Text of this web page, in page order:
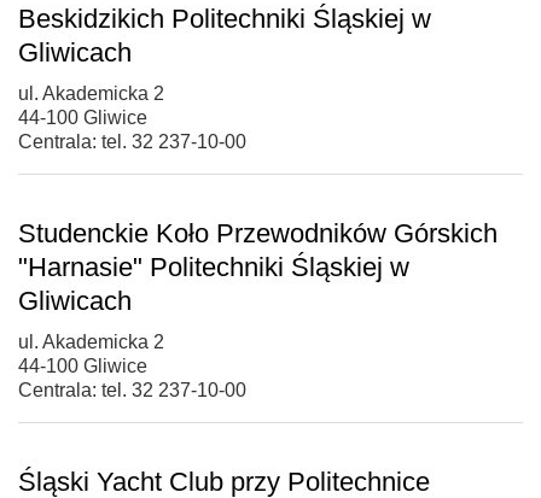
Beskidzikich Politechniki Śląskiej w
Gliwicach
ul. Akademicka 2
44-100 Gliwice
Centrala: tel. 32 237-10-00
Studenckie Koło Przewodników Górskich
"Harnasie" Politechniki Śląskiej w
Gliwicach
ul. Akademicka 2
44-100 Gliwice
Centrala: tel. 32 237-10-00
Śląski Yacht Club przy Politechnice